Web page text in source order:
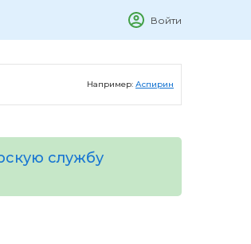
Войти
Например: Аспирин
службу